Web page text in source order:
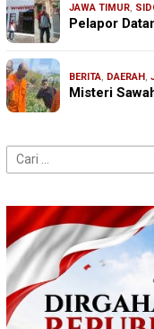
JAWA TIMUR,
Pelapor
BERITA, DAERAH,
Misteri
Cari
untuk: